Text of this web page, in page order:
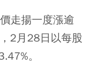
走揚一度漲逾
2月28日以每股
。